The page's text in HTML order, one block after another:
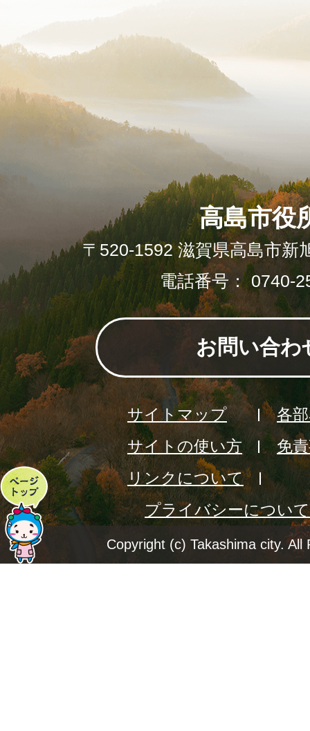
ペ
ー
ジ
高島市役
〒520-1592 滋賀県高島市新
電話番号： 0740-
お問い合わ
サイトマップ
各
サイトの使い方
免
リンクについて
プライバシーについて
Copyright (c) Takashima city. All